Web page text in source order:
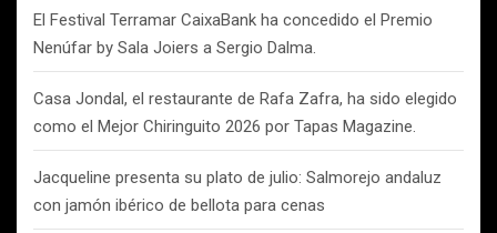
El Festival Terramar CaixaBank ha concedido el Premio
Nenúfar by Sala Joiers a Sergio Dalma.
Casa Jondal, el restaurante de Rafa Zafra, ha sido elegido
como el Mejor Chiringuito 2026 por Tapas Magazine.
Jacqueline presenta su plato de julio: Salmorejo andaluz
con jamón ibérico de bellota para cenas